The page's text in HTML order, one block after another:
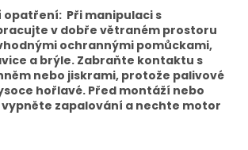
opatření: Při manipulaci s
v dobře větraném prostoru
ochrannými pomůckami,
a brýle. Zabraňte kontaktu s
nebo jiskrami, protože palivové
hořlavé. Před montáží nebo
zapalování a nechte motor